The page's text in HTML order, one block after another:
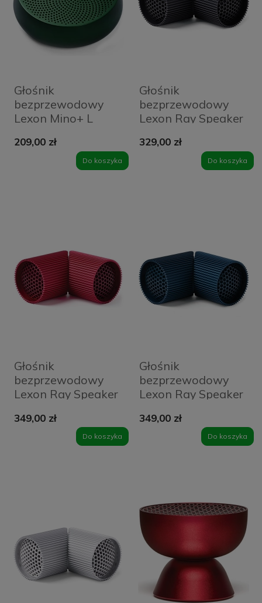
Głośnik
bezprzewodowy
Lexon Mino+ L
Green
209,00 zł
Do koszyka
Głośnik
bezprzewodowy
Lexon Ray Speaker
329,00 zł
Do koszyka
Głośnik
bezprzewodowy
Lexon Ray Speaker
Red
349,00 zł
Do koszyka
Głośnik
bezprzewodowy
Lexon Ray Speaker
349,00 zł
Do koszyka